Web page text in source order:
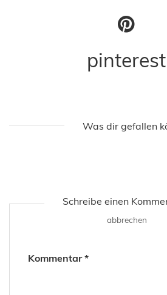
pinterest
Was dir gefallen
Schreibe einen
abbrechen
Kommentar*